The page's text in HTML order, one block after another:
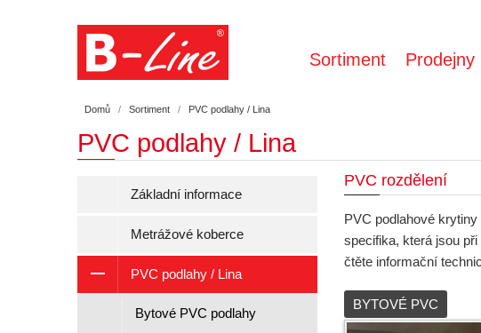
Domů Sortiment PVC podlahy / Lina
Sortiment Prodejny
PVC podlahy / Lina
PVC rozdělení
PVC podlahové
specifika, která jsou
čtěte informační
BYTOVÉ PVC
Základní informace
Metrážové koberce
PVC podlahy / Lina
Bytové PVC podlahy